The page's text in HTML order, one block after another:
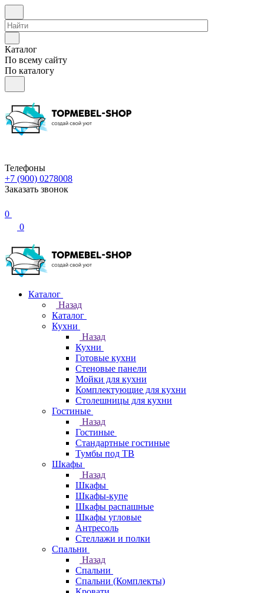
Каталог
По всему сайту
По каталогу
Телефоны
+7 (900) 0278008
Заказать звонок
0
0
Каталог
Назад
Каталог
Кухни
Назад
Кухни
Готовые кухни
Стеновые панели
Мойки для кухни
Комплектующие для кухни
Столешницы для кухни
Гостиные
Назад
Гостиные
Стандартные гостиные
Тумбы под ТВ
Шкафы
Назад
Шкафы
Шкафы-купе
Шкафы распашные
Шкафы угловые
Антресоль
Стеллажи и полки
Спальни
Назад
Спальни
Спальни (Комплекты)